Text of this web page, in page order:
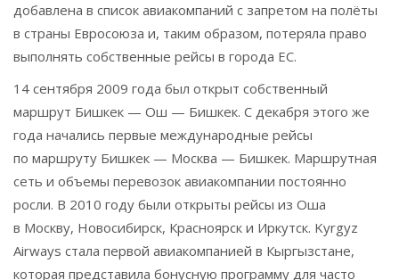
добавлена в список авиакомпаний с запретом на полёты
в страны Евросоюза и, таким образом, потеряла право
выполнять собственные рейсы в города ЕС.
14 сентября 2009 года был открыт собственный
маршрут Бишкек — Ош — Бишкек. С декабря этого же
года начались первые международные рейсы
по маршруту Бишкек — Москва — Бишкек. Маршрутная
сеть и объемы перевозок авиакомпании постоянно
росли. В 2010 году были открыты рейсы из Оша
в Москву, Новосибирск, Красноярск и Иркутск. Kyrgyz
Airways стала первой авиакомпанией в Кыргызстане,
которая представила бонусную программу для часто